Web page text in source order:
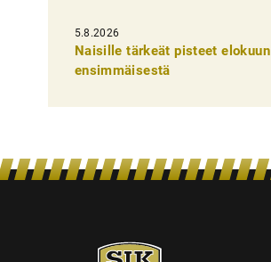
k
e
n
5.8.2026
Naisille tärkeät pisteet elokuun
ensimmäisestä
SJK-